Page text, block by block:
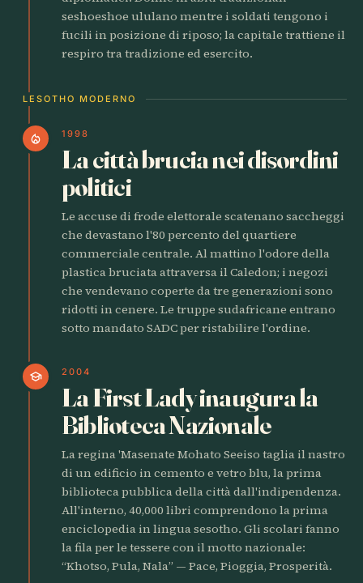
seshoeshoe ululano mentre i soldati tengono i
fucili in posizione di riposo; la capitale trattiene il
respiro tra tradizione ed esercito.
LESOTHO MODERNO
local_fire_department 1998
La città brucia nei disordini
politici
Le accuse di frode elettorale scatenano saccheggi
che devastano l'80 percento del quartiere
commerciale centrale. Al mattino l'odore della
plastica bruciata attraversa il Caledon; i negozi
che vendevano coperte da tre generazioni sono
ridotti in cenere. Le truppe sudafricane entrano
sotto mandato SADC per ristabilire l'ordine.
school 2004
La First Lady inaugura la
Biblioteca Nazionale
La regina 'Masenate Mohato Seeiso taglia il nastro
di un edificio in cemento e vetro blu, la prima
biblioteca pubblica della città dall'indipendenza.
All'interno, 40,000 libri comprendono la prima
enciclopedia in lingua sesotho. Gli scolari fanno
la fila per le tessere con il motto nazionale:
“Khotso, Pula, Nala” — Pace, Pioggia, Prosperità.